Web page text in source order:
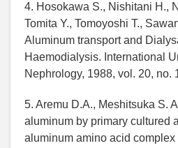
4. Hosokawa S., Nishitani H.,
Tomita Y., Tomoyoshi T.,
Aluminum transport and
Haemodialysis. International
Nephrology, 1988, vol. 20, no.
5. Aremu D.A., Meshitsuka S.
aluminum by primary cultured
aluminum amino acid